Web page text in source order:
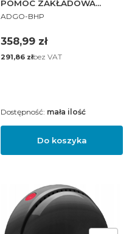
POMOC ZAKŁADOWA
PRZENOŚNA AZP20
PRODUCENT
ADGO-BHP
Cena
358,99 zł
Cena
291,86 złbez VAT
Do koszyka
Dostępność: mała ilość